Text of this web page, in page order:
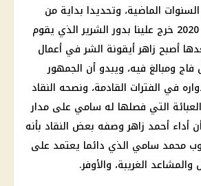
الماضية، وتحديدا بداية من
مسلسل البرنس في 2020 خرج علينا بدور الشرير الذي يقوم
أصبح زاهر أيقونة الشر في أعمال
ومبالغ فيه، ويبدو أن الجمهور
في الفترات القادمة، ونصحه النقاد
التي فصلها له سامي على مدار
أداء أحمد زاهر وصفه بعض النقاد بأنه
محمد سامي الذي دائما يعتمد على
الغريبة، والأوفر.